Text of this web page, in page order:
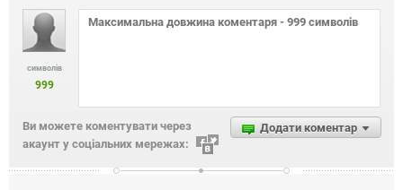
символів
999
Додати коментар
Ви можете коментувати через
акаунт у соціальних мережах: